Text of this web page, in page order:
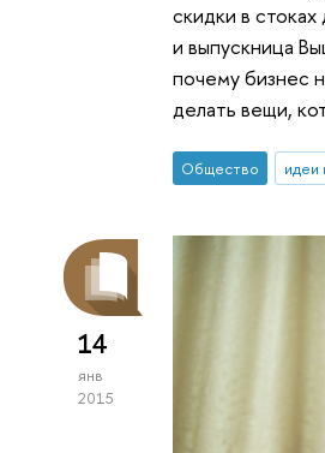
скидки в
и выпускница
почему бизнес
делать вещи,
Общество идеи
14
янв
2015